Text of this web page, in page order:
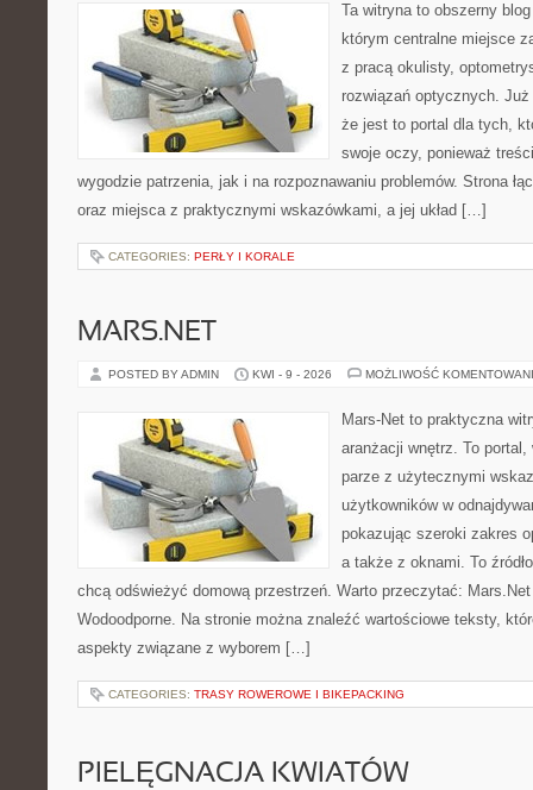
Ta witryna to obszerny
którym centralne miejsce
z pracą okulisty,
rozwiązań optycznych.
że jest to portal dla tych,
swoje oczy, ponieważ
wygodzie patrzenia, jak i na rozpoznawaniu problemów. Strona
oraz miejsca z praktycznymi wskazówkami, a jej układ […]
CATEGORIES: PERŁY I KORALE
MARS.NET
POSTED BY ADMIN KWI - 9 - 2026 MOŻLIWOŚĆ
Mars-Net to praktyczna
aranżacji wnętrz. To
parze z użytecznymi
użytkowników w
pokazując szeroki zakres
a także z oknami. To
chcą odświeżyć domową przestrzeń. Warto przeczytać:
Wodoodporne. Na stronie można znaleźć wartościowe teksty,
aspekty związane z wyborem […]
CATEGORIES: TRASY ROWEROWE I BIKEPACKING
PIELĘGNACJA KWIATÓW